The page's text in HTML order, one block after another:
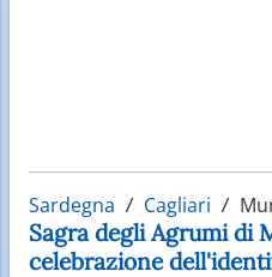
Sardegna Cagliari
Sagra degli Agrumi di
celebrazione